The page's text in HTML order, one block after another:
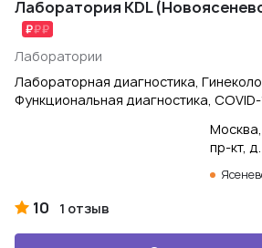
Лаборатория KDL
Лаборатории
Лабораторная диагностика,
Функциональная диагностика, COVID-
пр-кт,
10 1 отзыв